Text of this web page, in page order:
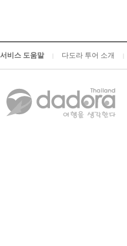
서비스 도움말 다도라 투어 소개